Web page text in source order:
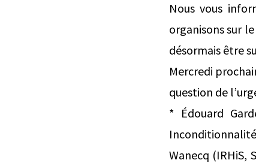
Nous vous
organisons sur
désormais être
Mercredi
question de
* Édouard
Wanecq (IRHiS,